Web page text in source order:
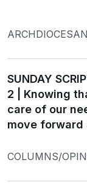
SUNDAY
2 | Knowing
care of our
move forward
COLUMNS/